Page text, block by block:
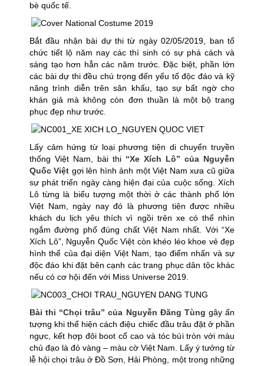
bè quốc tế.
Bắt đầu nhận bài dự thi từ ngày 02/05/2019, ban tổ
chức tiết lộ năm nay các thí sinh có sự phá cách và
sáng tạo hơn hẳn các năm trước. Đặc biệt, phần lớn
các bài dự thi đều chú trọng đến yếu tố độc đáo và kỹ
năng trình diễn trên sân khấu, tạo sự bất ngờ cho
khán giả mà không còn đơn thuần là một bộ trang
phục đẹp như trước.
Lấy cảm hứng từ loại phương tiện di chuyển truyền
thống Việt Nam, bài thi “Xe Xích Lô” của Nguyễn
Quốc Việt gợi lên hình ảnh một Việt Nam xưa cũ giữa
sự phát triển ngày càng hiện đại của cuộc sống. Xích
Lô từng là biểu tượng một thời ở các thành phố lớn
Việt Nam, ngày nay đó là phương tiện được nhiều
khách du lịch yêu thích vì ngồi trên xe có thể nhìn
ngắm đường phố đúng chất Việt Nam nhất. Với “Xe
Xích Lô”, Nguyễn Quốc Việt còn khéo léo khoe vẻ đẹp
hình thể của đại diện Việt Nam, tạo điểm nhấn và sự
độc đáo khi đặt bên cạnh các trang phục dân tộc khác
nếu có cơ hội đến với Miss Universe 2019.
Bài thi “Chọi trâu” của Nguyễn Đăng Tùng gây ấn
tượng khi thể hiện cách điệu chiếc đầu trâu đặt ở phần
ngực, kết hợp đôi boot cổ cao và tóc búi tròn với màu
chủ đạo là đỏ vàng – màu cờ Việt Nam. Lấy ý tưởng từ
lễ hội chọi trâu ở Đồ Sơn, Hải Phòng, một trong những